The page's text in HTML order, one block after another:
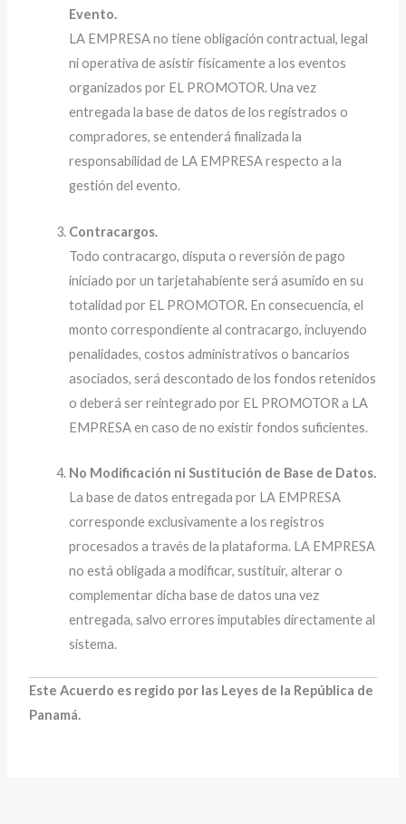
Evento.
LA EMPRESA no tiene obligación contractual, legal
ni operativa de asistir físicamente a los eventos
organizados por EL PROMOTOR. Una vez
entregada la base de datos de los registrados o
compradores, se entenderá finalizada la
responsabilidad de LA EMPRESA respecto a la
gestión del evento.
Contracargos.
Todo contracargo, disputa o reversión de pago
iniciado por un tarjetahabiente será asumido en su
totalidad por EL PROMOTOR. En consecuencia, el
monto correspondiente al contracargo, incluyendo
penalidades, costos administrativos o bancarios
asociados, será descontado de los fondos retenidos
o deberá ser reintegrado por EL PROMOTOR a LA
EMPRESA en caso de no existir fondos suficientes.
No Modificación ni Sustitución de Base de Datos.
La base de datos entregada por LA EMPRESA
corresponde exclusivamente a los registros
procesados a través de la plataforma. LA EMPRESA
no está obligada a modificar, sustituir, alterar o
complementar dicha base de datos una vez
entregada, salvo errores imputables directamente al
sistema.
Este Acuerdo es regido por las Leyes de la República de
Panamá.